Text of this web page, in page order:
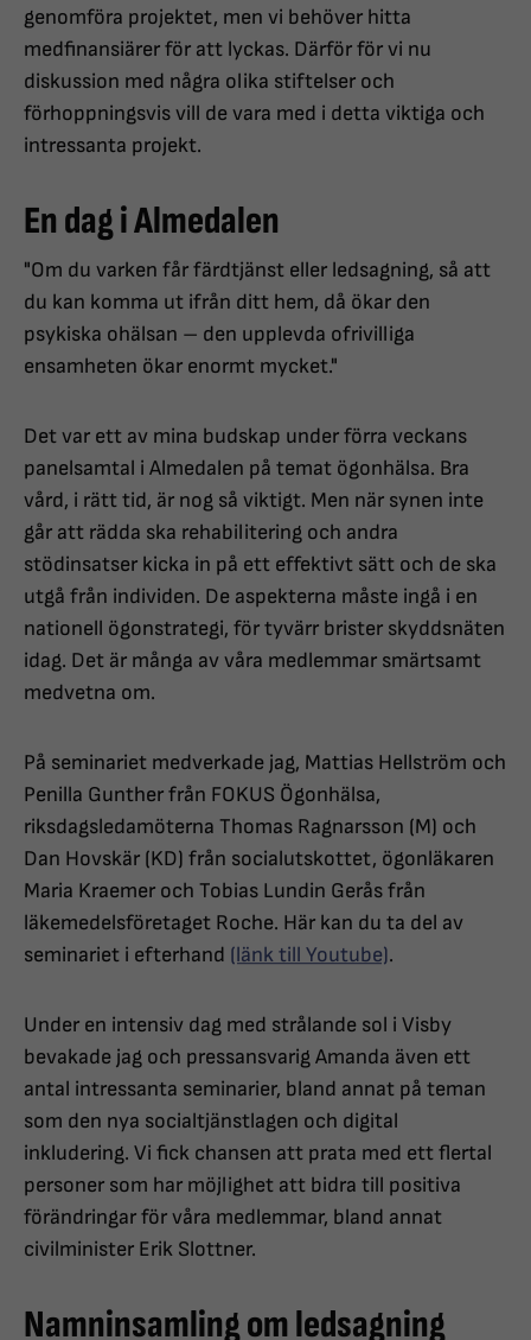
genomföra projektet, men vi behöver hitta
medfinansiärer för att lyckas. Därför för vi nu
diskussion med några olika stiftelser och
förhoppningsvis vill de vara med i detta viktiga och
intressanta projekt.
En dag i Almedalen
"Om du varken får färdtjänst eller ledsagning, så att
du kan komma ut ifrån ditt hem, då ökar den
psykiska ohälsan – den upplevda ofrivilliga
ensamheten ökar enormt mycket."
Det var ett av mina budskap under förra veckans
panelsamtal i Almedalen på temat ögonhälsa. Bra
vård, i rätt tid, är nog så viktigt. Men när synen inte
går att rädda ska rehabilitering och andra
stödinsatser kicka in på ett effektivt sätt och de ska
utgå från individen. De aspekterna måste ingå i en
nationell ögonstrategi, för tyvärr brister skyddsnäten
idag. Det är många av våra medlemmar smärtsamt
medvetna om.
På seminariet medverkade jag, Mattias Hellström och
Penilla Gunther från FOKUS Ögonhälsa,
riksdagsledamöterna Thomas Ragnarsson (M) och
Dan Hovskär (KD) från socialutskottet, ögonläkaren
Maria Kraemer och Tobias Lundin Gerås från
läkemedelsföretaget Roche. Här kan du ta del av
seminariet i efterhand (länk till Youtube).
Under en intensiv dag med strålande sol i Visby
bevakade jag och pressansvarig Amanda även ett
antal intressanta seminarier, bland annat på teman
som den nya socialtjänstlagen och digital
inkludering. Vi fick chansen att prata med ett flertal
personer som har möjlighet att bidra till positiva
förändringar för våra medlemmar, bland annat
civilminister Erik Slottner.
Namninsamling om ledsagning